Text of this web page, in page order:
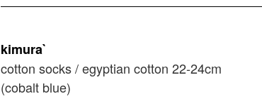
kimura`
cotton socks / egyptian cotton 22-24cm
(cobalt blue)